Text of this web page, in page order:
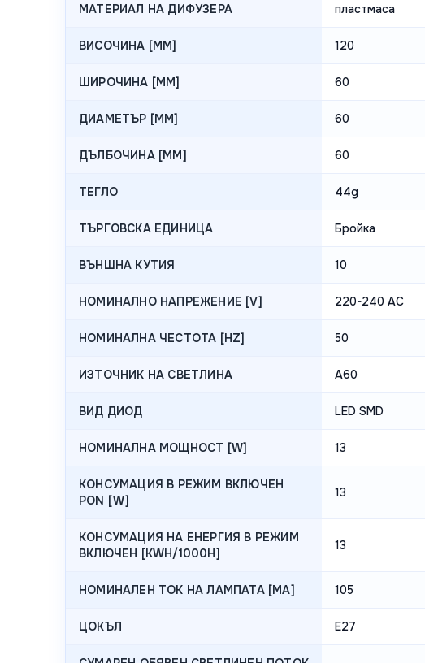
МАТЕРИАЛ НА ДИФУЗЕРА пластмаса
ВИСОЧИНА [MM] 120
ШИРОЧИНА [MM] 60
ДИАМЕТЪР [MM] 60
ДЪЛБОЧИНА [MM] 60
ТЕГЛО 44g
ТЪРГОВСКА ЕДИНИЦА Бройка
ВЪНШНА КУТИЯ 10
НОМИНАЛНО НАПРЕЖЕНИЕ [V] 220-240 AC
НОМИНАЛНА ЧЕСТОТА [HZ] 50
ИЗТОЧНИК НА СВЕТЛИНА A60
ВИД ДИОД LED SMD
НОМИНАЛНА МОЩНОСТ [W] 13
КОНСУМАЦИЯ В РЕЖИМ ВКЛЮЧЕН
PON [W]
13
КОНСУМАЦИЯ НА ЕНЕРГИЯ В РЕЖИМ
ВКЛЮЧЕН [KWH/1000H]
13
НОМИНАЛЕН ТОК НА ЛАМПАТА [MA] 105
ЦОКЪЛ E27